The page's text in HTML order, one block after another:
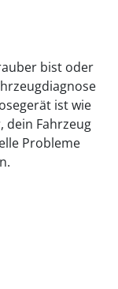
bist oder
ist wie
dein Fahrzeug
Probleme